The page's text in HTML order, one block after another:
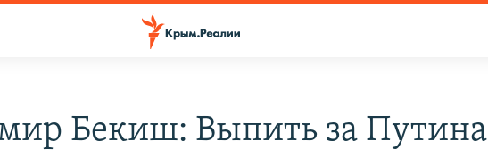
Бекиш: Выпить за Путина